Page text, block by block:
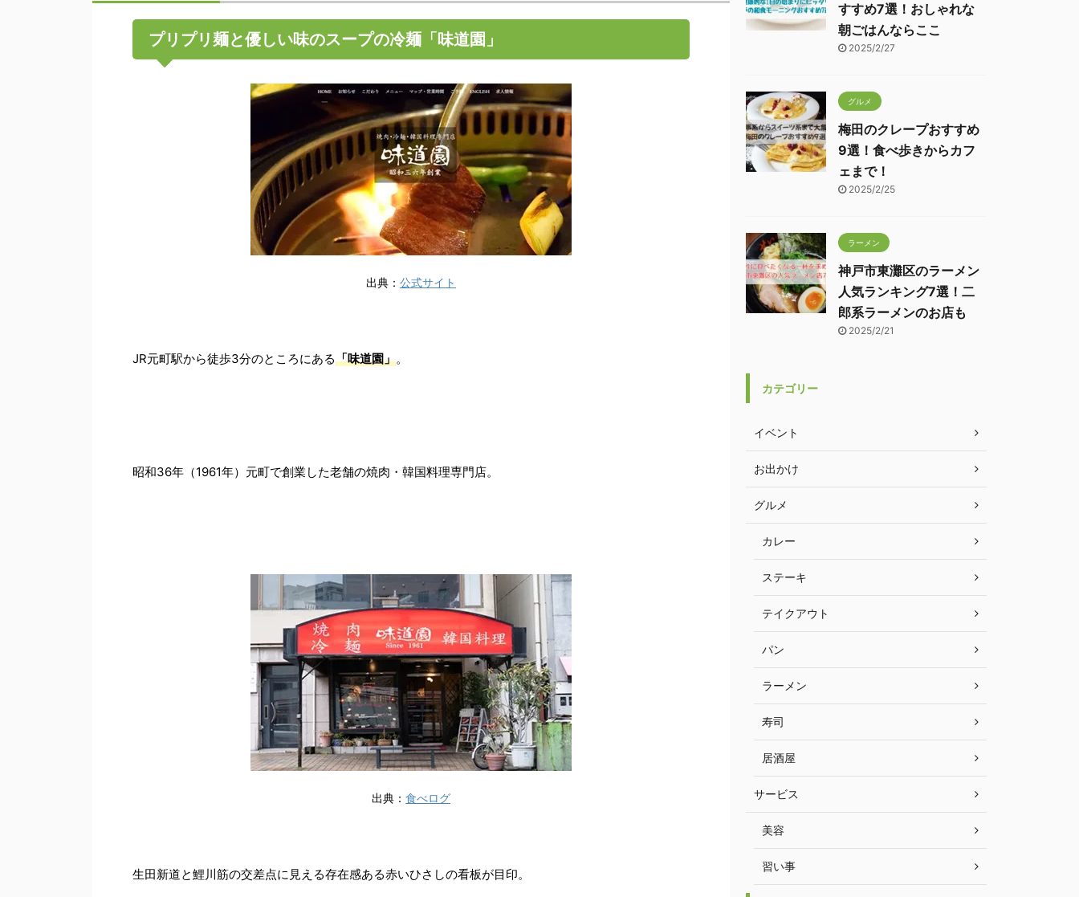
プリプリ麺と優しい味のスープの冷麺「味道園」
出典： 公式サイト
JR元町駅から徒歩3分のところにある「味道園」。
昭和36年（1961年）元町で創業した老舗の焼肉・韓国料理専門店。
出典： 食べログ
生田新道と鯉川筋の交差点に見える存在感ある赤いひさしの看板が目印。
すすめ7選！おしゃれな
朝ごはんならここ
2025/2/27
グルメ
梅田のクレープおすすめ
9選！食べ歩きからカフ
ェまで！
2025/2/25
ラーメン
神戸市東灘区のラーメン
人気ランキング7選！二
郎系ラーメンのお店も
2025/2/21
カテゴリー
イベント
お出かけ
グルメ
カレー
ステーキ
テイクアウト
パン
ラーメン
寿司
居酒屋
サービス
美容
習い事